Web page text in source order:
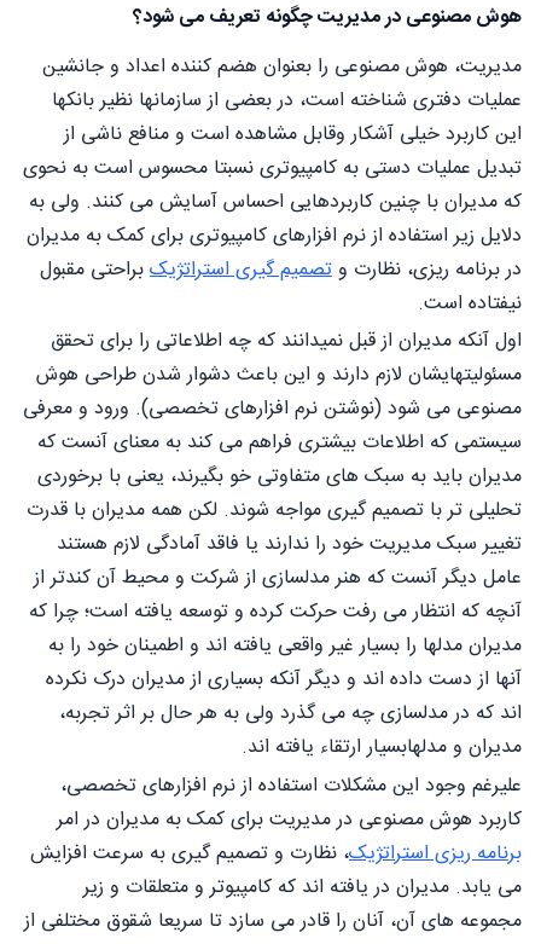
هوش مصنوعی در مدیریت چگونه تعریف می شود؟
مدیریت، هوش مصنوعی را بعنوان هضم کننده اعداد و جانشین
عملیات دفتری شناخته است، در بعضی از سازمانها نظیر بانکها
این کاربرد خیلی آشکار وقابل مشاهده است و منافع ناشی از
تبدیل عملیات دستی به کامپیوتری نسبتا محسوس است به نحوی
که مدیران با چنین کاربردهایی احساس آسایش می کنند. ولی به
دلایل زیر استفاده از نرم افزارهای کامپیوتری برای کمک به مدیران
در برنامه ریزی، نظارت وتصمیم گیری استراتژیکبراحتی مقبول
نیفتاده است.
اول آنکه مدیران از قبل نمیدانند که چه اطلاعاتی را برای تحقق
مسئولیتهایشان لازم دارند و این باعث دشوار شدن طراحی هوش
مصنوعی می شود (نوشتن نرم افزارهای تخصصی). ورود و معرفی
سیستمی که اطلاعات بیشتری فراهم می کند به معنای آنست که
مدیران باید به سبک های متفاوتی خو بگیرند، یعنی با برخوردی
تحلیلی تر با تصمیم گیری مواجه شوند. لكن همه مدیران با قدرت
تغییر سبک مدیریت خود را ندارند یا فاقد آمادگی لازم هستند
عامل دیگر آنست که هنر مدلسازی از شرکت و محیط آن کندتر از
آنچه که انتظار می رفت حرکت کرده و توسعه یافته است؛ چرا که
مدیران مدلها را بسیار غیر واقعی یافته اند و اطمینان خود را به
آنها از دست داده اند و دیگر آنکه بسیاری از مدیران درک نکرده
اند که در مدلسازی چه می گذرد ولی به هر حال بر اثر تجربه،
مدیران و مدلهابسیار ارتقاء یافته اند.
علیرغم وجود این مشکلات استفاده از نرم افزارهای تخصصی،
کاربرد هوش مصنوعی در مدیریت برای کمک به مدیران در امر
برنامه ریزی استراتژیک، نظارت و تصمیم گیری به سرعت افزایش
می یابد. مدیران در یافته اند که کامپیوتر و متعلقات و زیر
مجموعه های آن، آنان را قادر می سازد تا سریعا شقوق مختلفی از